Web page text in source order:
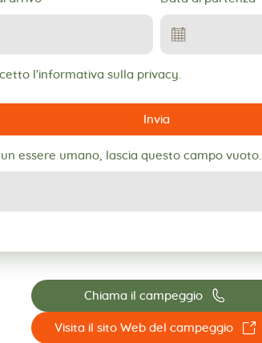
l'informativa sulla privacy.
Invia
un essere umano, lascia questo campo vuoto.
Chiama il campeggio 📞
Visita il sito Web del campeggio ☐